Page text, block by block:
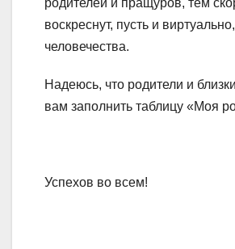
родителей и пращуров, тем
воскреснут, пусть и
человечества.
Надеюсь, что родители и
вам заполнить таблицу «Моя
Успехов во всем!